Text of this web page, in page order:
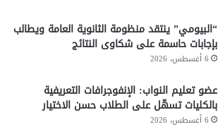
“البيومي” ينتقد منظومة الثانوية العامة ويطالب
بإجابات حاسمة على شكاوى النتائج
6 أغسطس، 2026
عضو تعليم النواب: الإنفوجرافات التعريفية
بالكليات تسهّل على الطلاب حسن الاختيار
6 أغسطس، 2026